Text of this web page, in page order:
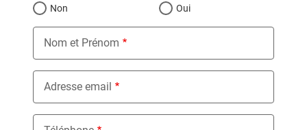
Non Oui
Nom et Prénom
Adresse email